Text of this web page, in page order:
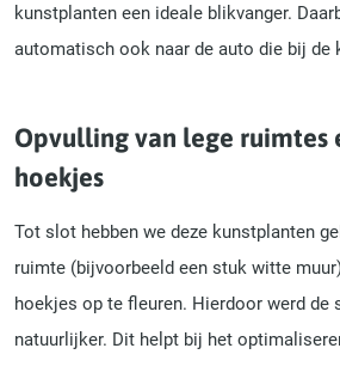
kunstplanten een ideale blikvanger.
automatisch ook naar de auto die bij de
Opvulling van lege ruimtes
hoekjes
Tot slot hebben we deze kunstplanten
ruimte (bijvoorbeeld een stuk witte
hoekjes op te fleuren. Hierdoor werd de
natuurlijker. Dit helpt bij het